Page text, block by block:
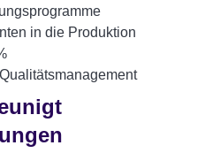
in die Produktion